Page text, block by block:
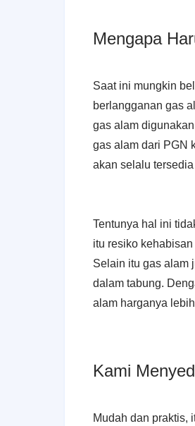
Mengapa
Saat ini mungkin
berlangganan gas
gas alam
gas alam dari PGN
akan selalu
Tentunya hal ini
itu resiko
Selain itu gas alam
dalam tabung.
alam harganya
Kami
Mudah dan praktis,